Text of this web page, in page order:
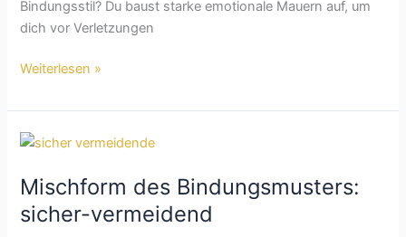
Bindungsstil? Du baust starke emotionale Mauern auf, um
dich vor Verletzungen
Weiterlesen »
Mischform des Bindungsmusters:
sicher-vermeidend
Mischform
Bindungsmusters:
sicher-
vermeidend